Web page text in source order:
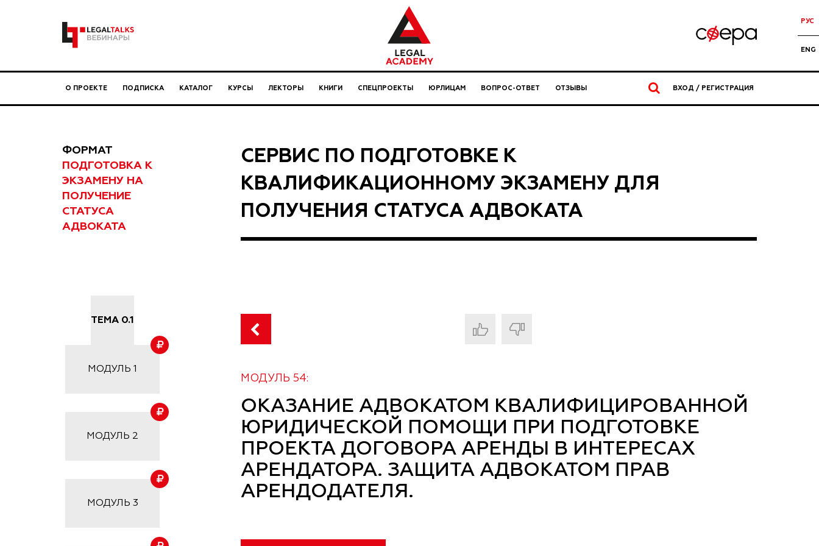
РУС
ENG
О ПРОЕКТЕ ПОДПИСКА КАТАЛОГ КУРСЫ ЛЕКТОРЫ КНИГИ СПЕЦПРОЕКТЫ ЮРЛИЦАМ ВОПРОС-ОТВЕТ ОТЗЫВЫ ВХОД / РЕГИСТРАЦИЯ
ФОРМАТ
ПОДГОТОВКА К
ЭКЗАМЕНУ НА
ПОЛУЧЕНИЕ
СТАТУСА
АДВОКАТА
СЕРВИС ПО ПОДГОТОВКЕ К
КВАЛИФИКАЦИОННОМУ ЭКЗАМЕНУ ДЛЯ
ПОЛУЧЕНИЯ СТАТУСА АДВОКАТА
ТЕМА 0.1
МОДУЛЬ 1
МОДУЛЬ 2
МОДУЛЬ 3
МОДУЛЬ 54:
ОКАЗАНИЕ АДВОКАТОМ КВАЛИФИЦИРОВАННОЙ
ЮРИДИЧЕСКОЙ ПОМОЩИ ПРИ ПОДГОТОВКЕ
ПРОЕКТА ДОГОВОРА АРЕНДЫ В ИНТЕРЕСАХ
АРЕНДАТОРА. ЗАЩИТА АДВОКАТОМ ПРАВ
АРЕНДОДАТЕЛЯ.